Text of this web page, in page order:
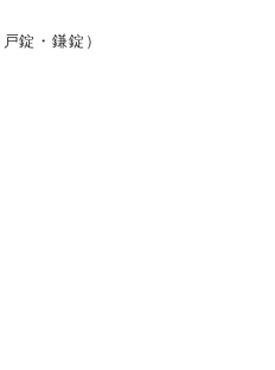
錠・鎌錠）